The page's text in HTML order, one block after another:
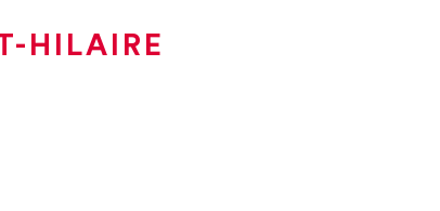
HILAIRE